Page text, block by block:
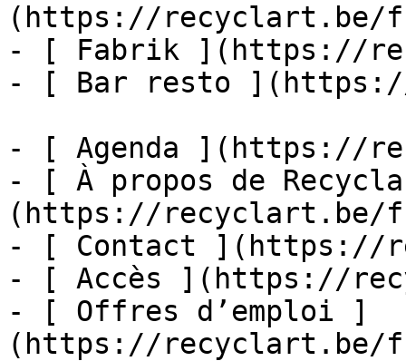
(https://recyclart.be/
- [ Fabrik ](https://
- [ Bar resto
- [ Agenda ](https://
- [ À propos de
(https://recyclart.be/
- [ Contact ](https://
- [ Accès ](https://
- [ Offres d’emploi ]
(https://recyclart.be/